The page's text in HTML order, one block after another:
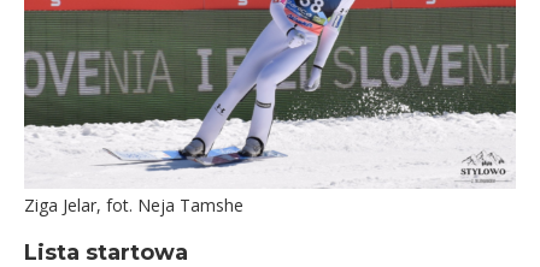
Ziga Jelar, fot. Neja Tamshe
Lista startowa